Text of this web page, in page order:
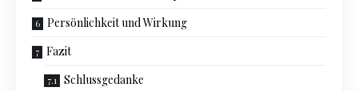
Persönlichkeit und Wirkung
Fazit
Schlussgedanke